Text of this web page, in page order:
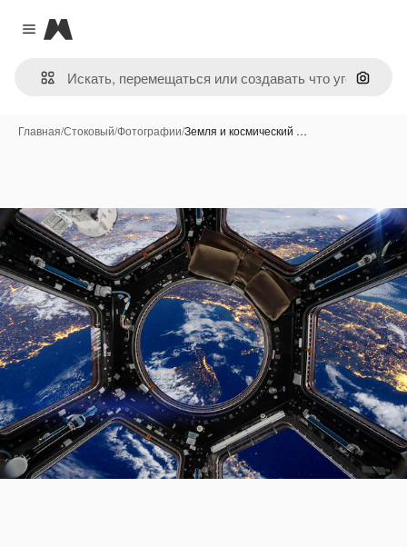
Close menu
Magnific
Поиск
Главная/Стоковый/Фотографии/Земля и космический …